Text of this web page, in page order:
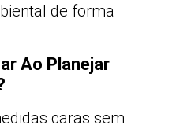
de forma
Ao Planejar
caras sem